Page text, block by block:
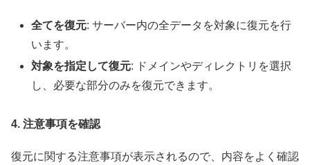
全てを復元: サーバー内の全データを対象に復元を行
います。
対象を指定して復元: ドメインやディレクトリを選択
し、必要な部分のみを復元できます。
4. 注意事項を確認
復元に関する注意事項が表示されるので、内容をよく確認